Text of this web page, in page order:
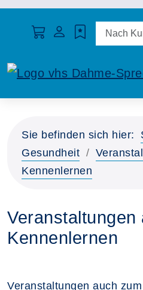
Sie befinden sich hier:
Gesundheit
Kennenlernen
Veranstaltungen
Kennenlernen
Veranstaltungen auch